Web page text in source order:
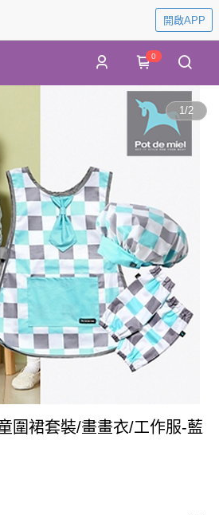
開啟APP
0
1/2
圍裙套裝/畫畫衣/工作服-藍